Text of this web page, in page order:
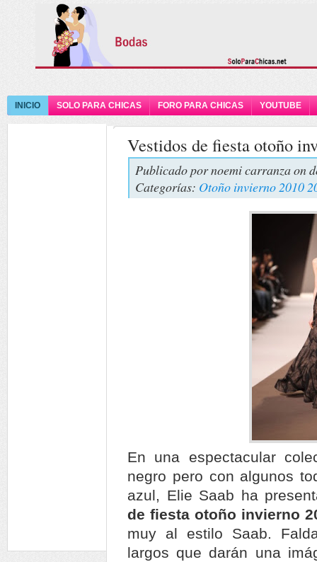
INICIO SOLO PARA CHICAS FORO PARA CHICAS YOUTUBE
Vestidos de fiesta otoño
Publicado pornoemi carranzaon
Categorías: Otoño invierno 2010
En una espectacular
negro pero con algunos
azul, Elie Saab ha
de fiesta otoño invierno
muy al estilo Saab.
largos que darán una